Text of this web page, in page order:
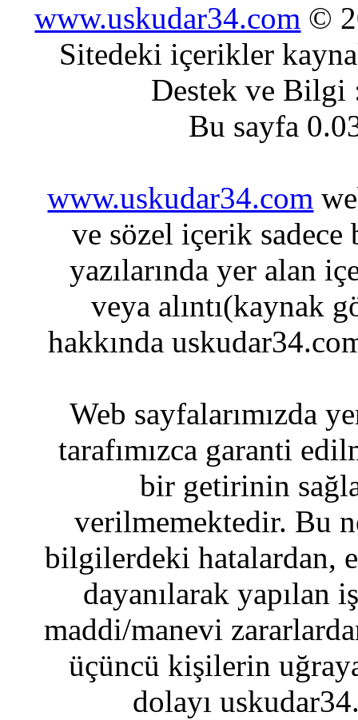
www.uskudar34.com ©
Sitedeki içerikler
Destek ve
Bu sayfa
www.uskudar34.com
ve sözel içerik sadece
yazılarında yer alan
veya alıntı(kaynak
hakkında
Web sayfalarımızda
tarafımızca garanti
bir getirinin
verilmemektedir. Bu
bilgilerdeki hatalardan,
dayanılarak yapılan
maddi/manevi
üçüncü kişilerin
dolayı